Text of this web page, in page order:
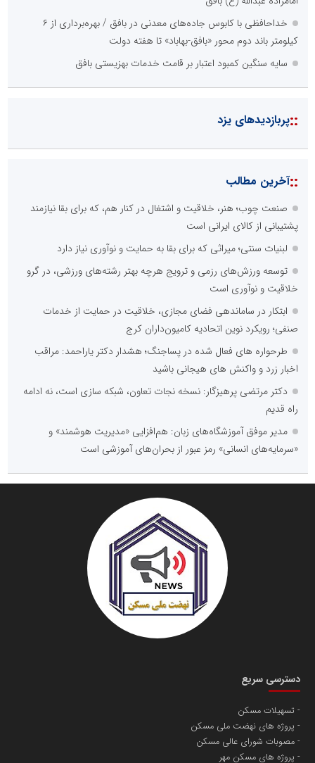
خداحافظی با کابوس جاده‌های معدنی در بافق / بهره‌برداری از ۶
کیلومتر باند دوم محور «بافق-بهاباد» تا هفته دولت
سایه سنگین کمبود اعتبار بر قامت خدمات بهزیستی بافق
::پربازدیدهای یزد
::آخرین مطالب
صنعت چوب؛ هنر، خلاقیت و اشتغال در کنار هم، که برای بقا نیازمند
پشتیبانی از کالای ایرانی است
لبنیات سنتی؛ میراثی که برای بقا به حمایت و نوآوری نیاز دارد
توسعه ورزش‌های رزمی و ترویج هرچه بهتر رشته‌های ورزشی، در گرو
خلاقیت و نوآوری است
ابتکار در ساماندهی فضای مجازی، خلاقیت در حمایت از خدمات
صنفی؛ رویکرد نوین اتحادیه کامیون‌داران کرج
طرحواره های فعال شده در پساجنگ؛ هشدار دکتر یاراحمد: مراقب
اخبار زرد و واکنش های هیجانی باشید
دکتر مرتضی پرهیزگار: نسخه نجات تعاون، شبکه سازی است، نه ادامه
راه قدیم
مدیر موفق آموزشگاه‌های زبان: هم‌افزایی «مدیریت هوشمند» و
«سرمایه‌های انسانی» رمز عبور از بحران‌های آموزشی است
دسترسی سریع
تسهیلات مسکن
پروژه های نهضت ملی مسکن
مصوبات شورای عالی مسکن
پروژه های مسکن مهر